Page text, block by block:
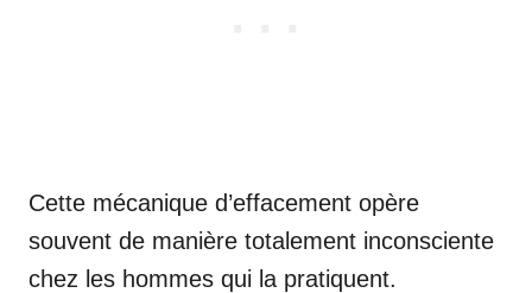
Cette mécanique d’effacement opère
souvent de manière totalement inconsciente
chez les hommes qui la pratiquent.